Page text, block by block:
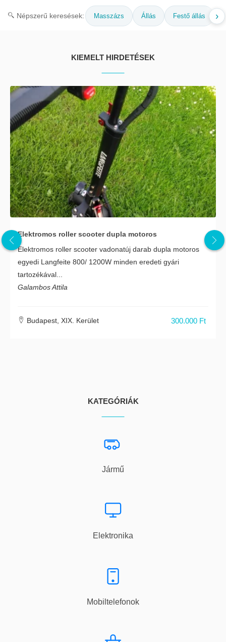
Népszerű keresések: Masszázs Állás Festő állás ›
KIEMELT HIRDETÉSEK
Elektromos roller scooter dupla motoros
Elektromos roller scooter vadonatúj darab dupla motoros
egyedi Langfeite 800/ 1200W minden eredeti gyári
tartozékával...
Galambos Attila
Budapest, XIX. Kerület 300.000 Ft
KATEGÓRIÁK
Jármű
Elektronika
Mobiltelefonok